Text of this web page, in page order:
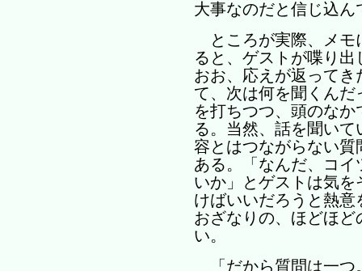
大事なのだと信じ込ん
ところが実際、メモ
ると、ゲストが喋り
おお、応えが返って
て、次は何を聞くん
を打ちつつ、頭のな
る。当然、話を聞い
容とはつながらない
ある。「なんだ、コ
いか」とゲストは気
けばいいだろうと熱
おざなりの、ほどほ
い。
「だから質問は一つ